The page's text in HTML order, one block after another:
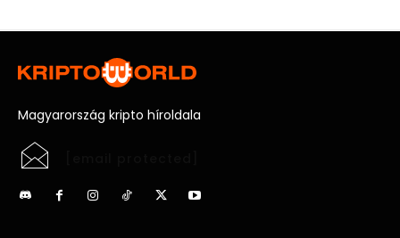
Magyarország kripto híroldala